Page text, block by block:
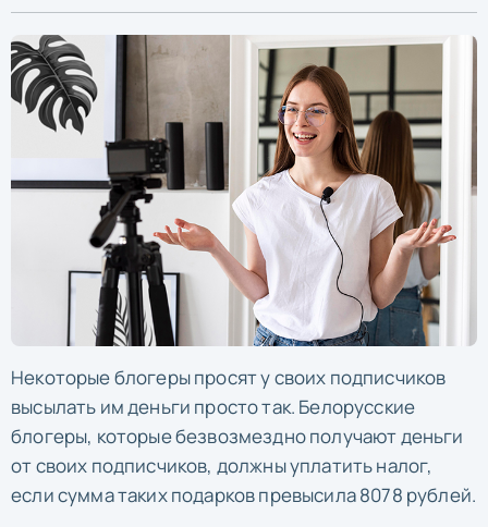
Некоторые блогеры просят у своих подписчиков
высылать им деньги просто так. Белорусские
блогеры, которые безвозмездно получают деньги
от своих подписчиков, должны уплатить налог,
если сумма таких подарков превысила 8078 рублей.